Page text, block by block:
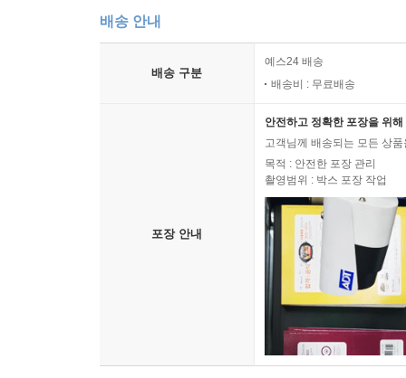
배송 안내
배송 구분
예스24 배송
배송비 : 무료배송
포장 안내
안전하고 정확한 포장을 위
고객님께 배송되는 모든 상
목적 : 안전한 포장 관리
촬영범위 : 박스 포장 작업